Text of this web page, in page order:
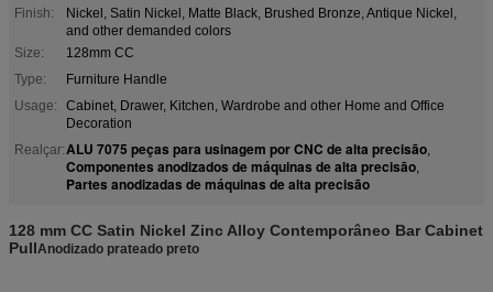
Finish:
Nickel, Satin Nickel, Matte Black, Brushed Bronze, Antique Nickel,
and other demanded colors
Size:
128mm CC
Type:
Furniture Handle
Usage:
Cabinet, Drawer, Kitchen, Wardrobe and other Home and Office
Decoration
Realçar:ALU 7075 peças para usinagem por CNC de alta precisão,
Componentes anodizados de máquinas de alta precisão,
Partes anodizadas de máquinas de alta precisão
128 mm CC Satin Nickel Zinc Alloy Contemporâneo Bar Cabinet
PullAnodizado prateado preto